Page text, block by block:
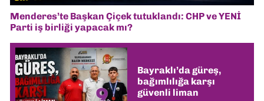
Menderes’te Başkan Çiçek tutuklandı: CHP ve YENİ
Parti iş birliği yapacak mı?
Bayraklı’da güreş,
bağımlılığa karşı
güvenli liman